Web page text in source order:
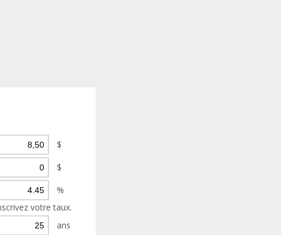
$
$
%
votre taux.
ans